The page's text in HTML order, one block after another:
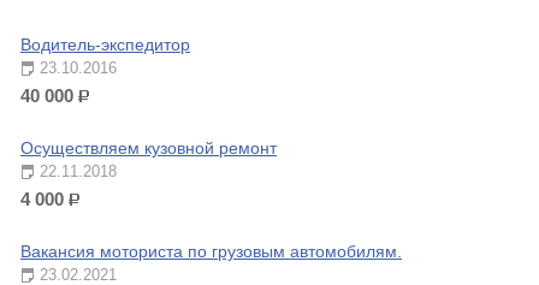
Водитель-экспедитор
23.10.2016
40 000 р.
Осуществляем кузовной ремонт
22.11.2018
4 000 р.
Вакансия моториста по грузовым автомобилям.
23.02.2021